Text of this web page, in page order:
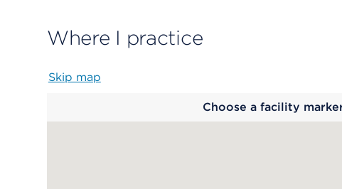
Where I practice
Skip map
Choose a facility